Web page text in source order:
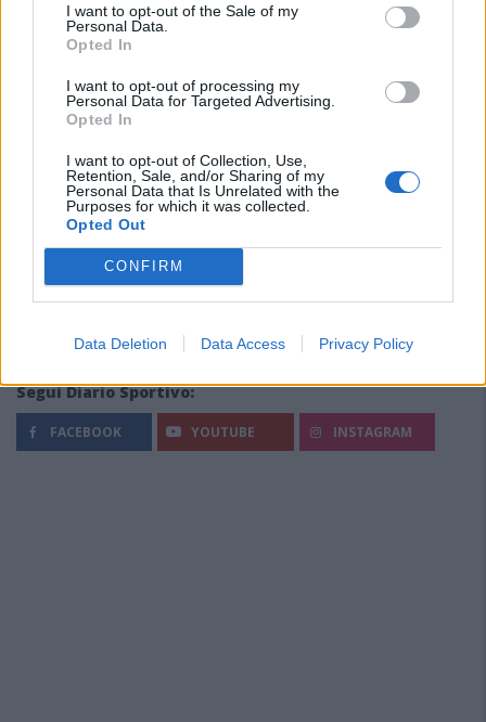
I want to opt-out of the Sale of my
Personal Data.
Opted In
I want to opt-out of processing my
Personal Data for Targeted Advertising.
Opted In
I want to opt-out of Collection, Use,
Retention, Sale, and/or Sharing of my
Personal Data that Is Unrelated with the
Purposes for which it was collected.
Opted Out
CONFIRM
Data Deletion Data Access Privacy Policy
Segui Diario Sportivo:
FACEBOOK YOUTUBE INSTAGRAM